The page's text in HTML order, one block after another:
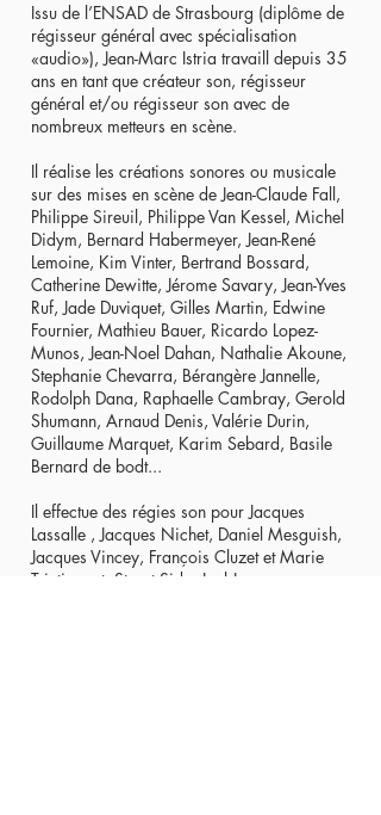
Issu de l’ENSAD de Strasbourg (diplôme de
régisseur général avec spécialisation
«audio»), Jean-Marc Istria travaill depuis 35
ans en tant que créateur son, régisseur
général et/ou régisseur son avec de
nombreux metteurs en scène.
Il réalise les créations sonores ou musicale
sur des mises en scène de Jean-Claude Fall,
Philippe Sireuil, Philippe Van Kessel, Michel
Didym, Bernard Habermeyer, Jean-René
Lemoine, Kim Vinter, Bertrand Bossard,
Catherine Dewitte, Jérome Savary, Jean-Yves
Ruf, Jade Duviquet, Gilles Martin, Edwine
Fournier, Mathieu Bauer, Ricardo Lopez-
Munos, Jean-Noel Dahan, Nathalie Akoune,
Stephanie Chevarra, Bérangère Jannelle,
Rodolph Dana, Raphaelle Cambray, Gerold
Shumann, Arnaud Denis, Valérie Durin,
Guillaume Marquet, Karim Sebard, Basile
Bernard de bodt...
Il effectue des régies son pour Jacques
Lassalle , Jacques Nichet, Daniel Mesguish,
Jacques Vincey, François Cluzet et Marie
Trintignant, Stuart Side, Joel Jouanneau,